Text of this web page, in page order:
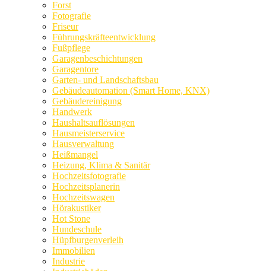
Forst
Fotografie
Friseur
Führungskräfteentwicklung
Fußpflege
Garagenbeschichtungen
Garagentore
Garten- und Landschaftsbau
Gebäudeautomation (Smart Home, KNX)
Gebäudereinigung
Handwerk
Haushaltsauflösungen
Hausmeisterservice
Hausverwaltung
Heißmangel
Heizung, Klima & Sanitär
Hochzeitsfotografie
Hochzeitsplanerin
Hochzeitswagen
Hörakustiker
Hot Stone
Hundeschule
Hüpfburgenverleih
Immobilien
Industrie